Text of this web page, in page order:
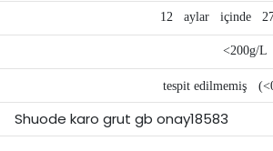
12 aylar içinde
<200g/L
tespit edilmemiş
Shuode karo grut gb onay18583